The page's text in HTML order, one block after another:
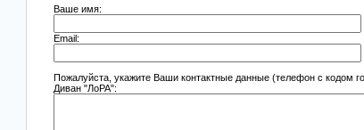
Ваше имя:
Email:
Пожалуйста, укажите Ваши контактные данные (телефон с кодом
Диван "ЛoРА":